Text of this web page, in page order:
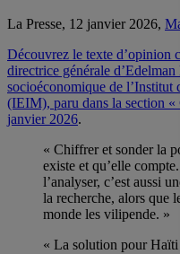
La Presse, 12 janvier 2026,
Découvrez le texte d’opinion
directrice générale d’Edelman
socioéconomique de l’Institut
(IEIM), paru dans la section «
janvier 2026.
« Chiffrer et sonder la
existe et qu’elle
l’analyser, c’est aussi
la recherche, alors que
monde les vilipende. »
« La solution pour Haïti